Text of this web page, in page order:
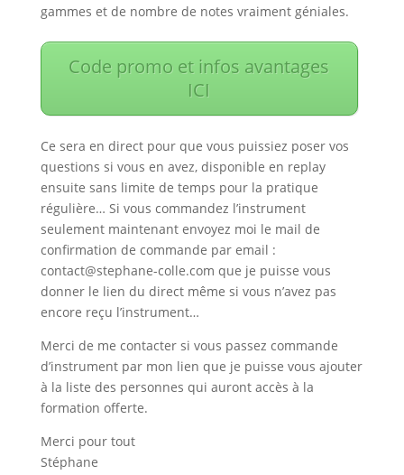
gammes et de nombre de notes vraiment géniales.
Code promo et infos avantages
ICI
Ce sera en direct pour que vous puissiez poser vos
questions si vous en avez, disponible en replay
ensuite sans limite de temps pour la pratique
régulière… Si vous commandez l’instrument
seulement maintenant envoyez moi le mail de
confirmation de commande par email :
contact@stephane-colle.com que je puisse vous
donner le lien du direct même si vous n’avez pas
encore reçu l’instrument…
Merci de me contacter si vous passez commande
d’instrument par mon lien que je puisse vous ajouter
à la liste des personnes qui auront accès à la
formation offerte.
Merci pour tout
Stéphane